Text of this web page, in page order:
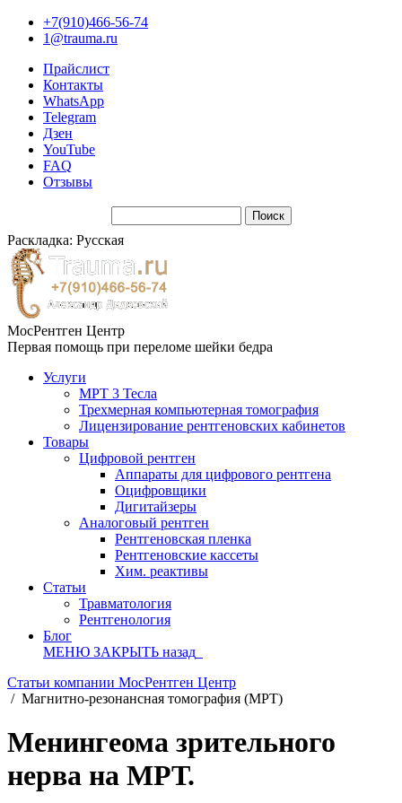
+7(910)466-56-74
1@trauma.ru
Прайслист
Контакты
WhatsApp
Telegram
Дзен
YouTube
FAQ
Отзывы
Раскладка: Русская
МосРентген Центр
Первая помощь при переломе шейки бедра
Услуги
МРТ 3 Тесла
Трехмерная компьютерная томография
Лицензирование рентгеновских кабинетов
Товары
Цифровой рентген
Аппараты для цифрового рентгена
Оцифровщики
Дигитайзеры
Аналоговый рентген
Рентгеновская пленка
Рентгеновские кассеты
Хим. реактивы
Статьи
Травматология
Рентгенология
Блог
МЕНЮ ЗАКРЫТЬ назад
Статьи компании МосРентген Центр
/ Магнитно-резонансная томография (МРТ)
Менингеома зрительного
нерва на МРТ.